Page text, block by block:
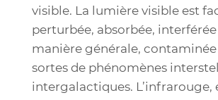
visible. La lumière visible est
perturbée, absorbée,
manière générale,
sortes de phénomènes
intergalactiques. L’infrarouge,